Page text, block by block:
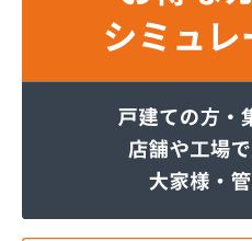
ダイネン株式会社 北九
ネットワークガスオーエ
ホ－ムガス株式会社
ホ－ムガス商事有限会社
ミライフ西日本株式会社